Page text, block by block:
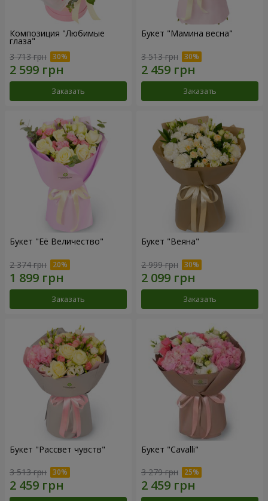
Композиция "Любимые
глаза"
3 713 грн
Заказать
Букет "Мамина весна"
3 513 грн
Заказать
Букет "Её Величество"
2 374 грн
Заказать
Букет "Веяна"
2 999 грн
Заказать
Букет "Рассвет чувств"
3 513 грн
Букет "Cаvalli"
3 279 грн